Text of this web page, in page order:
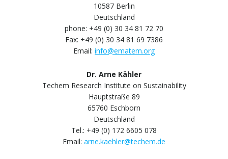
10587 Berlin
Deutschland
phone: +49 (0) 30 34 81 72 70
Fax: +49 (0) 30 34 81 69 7386
Email: info@ematem.org
Dr. Arne Kähler
Techem Research Institute on Sustainability
Hauptstraße 89
65760 Eschborn
Deutschland
Tel.: +49 (0) 172 6605 078
Email: arne.kaehler@techem.de